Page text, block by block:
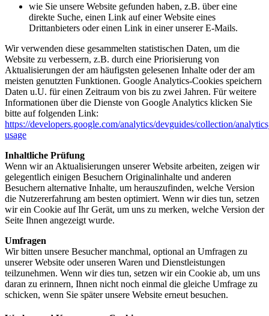
wie Sie unsere Website gefunden haben, z.B. über eine
direkte Suche, einen Link auf einer Website eines
Drittanbieters oder einen Link in einer unserer E-Mails.
Wir verwenden diese gesammelten statistischen Daten, um die
Website zu verbessern, z.B. durch eine Priorisierung von
Aktualisierungen der am häufigsten gelesenen Inhalte oder der am
meisten genutzten Funktionen. Google Analytics-Cookies speichern
Daten u.U. für einen Zeitraum von bis zu zwei Jahren. Für weitere
Informationen über die Dienste von Google Analytics klicken Sie
bitte auf folgenden Link:
https://developers.google.com/analytics/devguides/collection/
usage
Inhaltliche Prüfung
Wenn wir an Aktualisierungen unserer Website arbeiten, zeigen wir
gelegentlich einigen Besuchern Originalinhalte und anderen
Besuchern alternative Inhalte, um herauszufinden, welche Version
die Nutzererfahrung am besten optimiert. Wenn wir dies tun, setzen
wir ein Cookie auf Ihr Gerät, um uns zu merken, welche Version der
Seite Ihnen angezeigt wurde.
Umfragen
Wir bitten unsere Besucher manchmal, optional an Umfragen zu
unserer Website oder unseren Waren und Dienstleistungen
teilzunehmen. Wenn wir dies tun, setzen wir ein Cookie ab, um uns
daran zu erinnern, Ihnen nicht noch einmal die gleiche Umfrage zu
schicken, wenn Sie später unsere Website erneut besuchen.